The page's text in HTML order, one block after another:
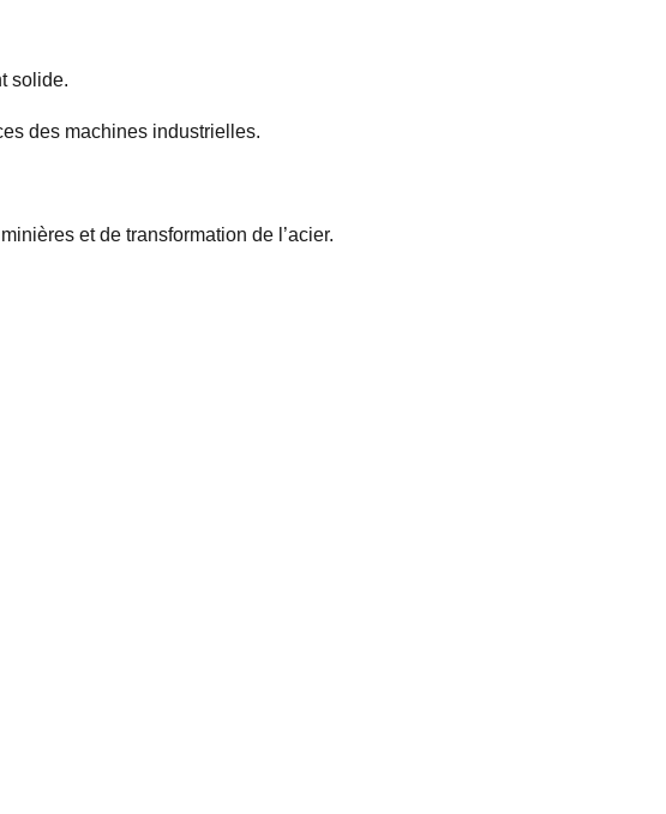
solide.
des machines industrielles.
et de transformation de l’acier.